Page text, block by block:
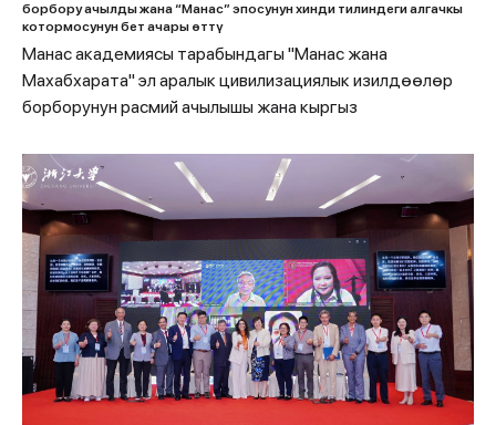
борбору ачылды жана “Манас” эпосунун хинди тилиндеги алгачкы
котормосунун бет ачары өттү
Манас академиясы тарабындагы "Манас жана
Махабхарата" эл аралык цивилизациялык изилдөөлөр
борборунун расмий ачылышы жана кыргыз